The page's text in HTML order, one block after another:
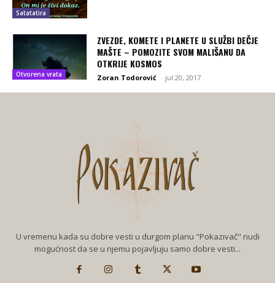
Satatatira
Otvorena vrata
ZVEZDE, KOMETE I PLANETE U SLUŽBI DEČJE
MAŠTE – POMOZITE SVOM MALIŠANU DA
OTKRIJE KOSMOS
Zoran Todorović - jul 20, 2017
U vremenu kada su dobre vesti u durgom planu "Pokazivač" nudi
mogućnost da se u njemu pojavljuju samo dobre vesti...